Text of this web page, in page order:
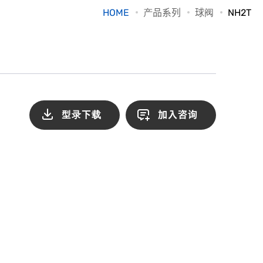
HOME 产品系列 球阀 NH2T
型录下载 加入咨询